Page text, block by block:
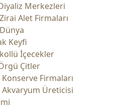
Merkezleri
Alet Firmaları
Keyfi
İçecekler
Çitler
Firmaları
Üreticisi